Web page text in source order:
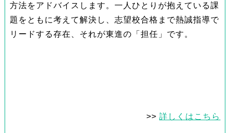
方法をアドバイスします。一人ひとりが抱えている課
題をともに考えて解決し、志望校合格まで熱誠指導で
リードする存在、それが東進の「担任」です。
>>詳しくはこちら